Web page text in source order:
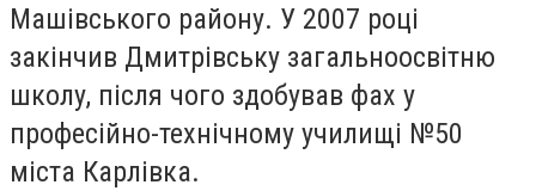
Машівського району. У 2007 році
закінчив Дмитрівську загальноосвітню
школу, після чого здобував фах у
професійно-технічному училищі №50
міста Карлівка.